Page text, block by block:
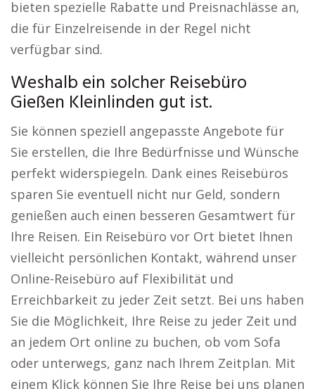
bieten spezielle Rabatte und Preisnachlässe an,
die für Einzelreisende in der Regel nicht
verfügbar sind.
Weshalb ein solcher Reisebüro
Gießen Kleinlinden gut ist.
Sie können speziell angepasste Angebote für
Sie erstellen, die Ihre Bedürfnisse und Wünsche
perfekt widerspiegeln. Dank eines Reisebüros
sparen Sie eventuell nicht nur Geld, sondern
genießen auch einen besseren Gesamtwert für
Ihre Reisen. Ein Reisebüro vor Ort bietet Ihnen
vielleicht persönlichen Kontakt, während unser
Online-Reisebüro auf Flexibilität und
Erreichbarkeit zu jeder Zeit setzt. Bei uns haben
Sie die Möglichkeit, Ihre Reise zu jeder Zeit und
an jedem Ort online zu buchen, ob vom Sofa
oder unterwegs, ganz nach Ihrem Zeitplan. Mit
einem Klick können Sie Ihre Reise bei uns planen